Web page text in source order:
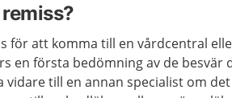
för att komma till en vårdcentral
en första bedömning av de besvär
till en annan specialist om